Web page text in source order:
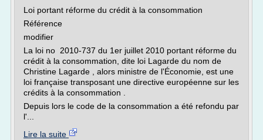
Loi portant réforme du crédit à la consommation
Référence
modifier
La loi no 2010-737 du 1er juillet 2010 portant réforme du
crédit à la consommation, dite loi Lagarde du nom de
Christine Lagarde , alors ministre de l'Économie, est une
loi française transposant une directive européenne sur les
crédits à la consommation .
Depuis lors le code de la consommation a été refondu par
l'...
Lire la suite